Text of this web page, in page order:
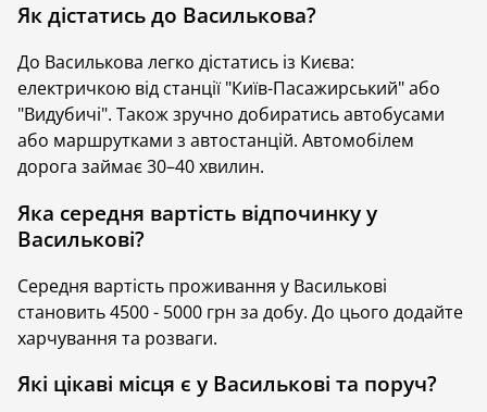
Васильків розташований зовсім близько до столиці,
він ідеально підходить для короткого вікенду,
родинної мандрівки або тематичної поїздки з
екскурсіями давніми пам'ятками. Тут є кілька
сучасних будиночків, з усіма вигодами, чаном й
зоною барбекю на території. Містом прокладено
зручні й компактні туристичні маршрути, а ціни
здивують доступністю. Відпочинок у Василькові - це
чудовий вибір для киян та гостей столиці.
Чому варто обрати відпочинок у
Василькові Київської області?
Васильків — це місто з тисячолітньою історією,
мальовничими краєвидами та затишною
атмосферою. Поселення на березі річки Стугна
Як дістатись до Василькова?
До Василькова легко дістатись із Києва:
електричкою від станції "Київ-Пасажирський" або
"Видубичі". Також зручно добиратись автобусами
або маршрутками з автостанцій. Автомобілем
дорога займає 30–40 хвилин.
Яка середня вартість відпочинку у
Василькові?
Середня вартість проживання у Василькові
становить 4500 - 5000 грн за добу. До цього додайте
харчування та розваги.
Які цікаві місця є у Василькові та поруч?